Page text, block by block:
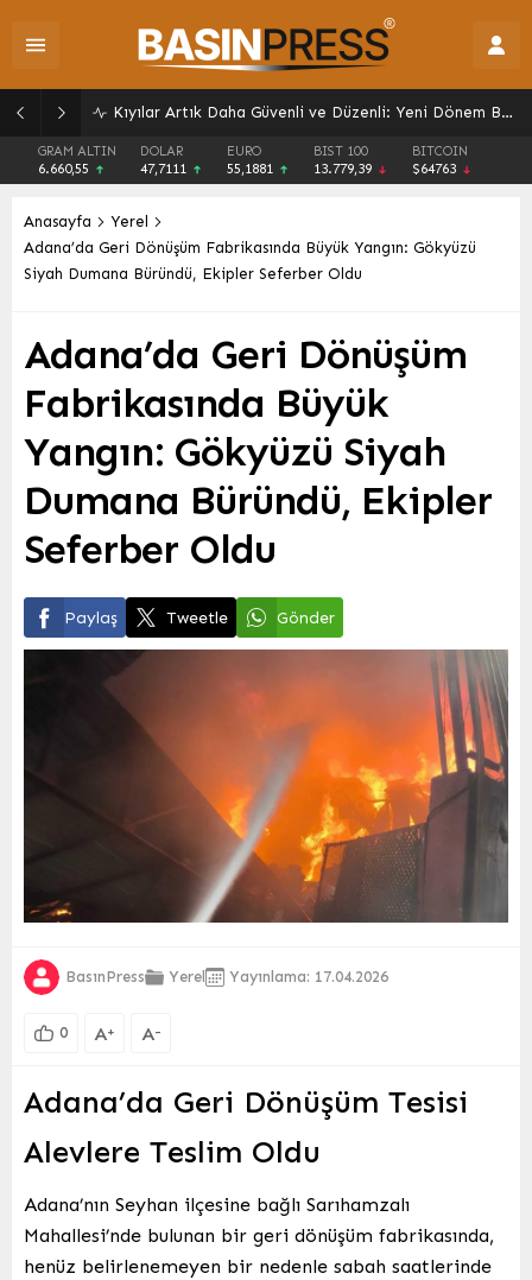
Kıyılar Artık Daha Güvenli ve Düzenli: Yeni Dönem Başlıyor
GRAM ALTIN
6.660,55
DOLAR
47,7111
EURO
55,1881
BIST 100
13.779,39
BITCOIN
$64763
Anasayfa
Yerel
Adana’da Geri Dönüşüm Fabrikasında Büyük Yangın: Gökyüzü
Siyah Dumana Büründü, Ekipler Seferber Oldu
Adana’da Geri Dönüşüm
Fabrikasında Büyük
Yangın: Gökyüzü Siyah
Dumana Büründü, Ekipler
Seferber Oldu
Paylaş Tweetle Gönder
BasınPress Yerel Yayınlama: 17.04.2026
0 A+ A-
Adana’da Geri Dönüşüm Tesisi
Alevlere Teslim Oldu
Adana’nın Seyhan ilçesine bağlı Sarıhamzalı
Mahallesi’nde bulunan bir geri dönüşüm fabrikasında,
henüz belirlenemeyen bir nedenle sabah saatlerinde